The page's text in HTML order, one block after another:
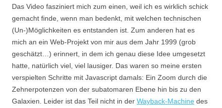
Das Video fasziniert mich zum einen, weil ich es wirklich schick
gemacht finde, wenn man bedenkt, mit welchen technischen
(Un-)Möglichkeiten es entstanden ist. Zum anderen hat es
mich an ein Web-Projekt von mir aus dem Jahr 1999 (grob
geschätzt…) erinnert, in dem ich genau diese Idee umgesetzt
hatte, natürlich viel, viel lausiger. Das waren so meine ersten
verspielten Schritte mit Javascript damals: Ein Zoom durch die
Zehnerpotenzen von der subatomaren Ebene hin bis zu den
Galaxien. Leider ist das Teil nicht in der Wayback-Machine des